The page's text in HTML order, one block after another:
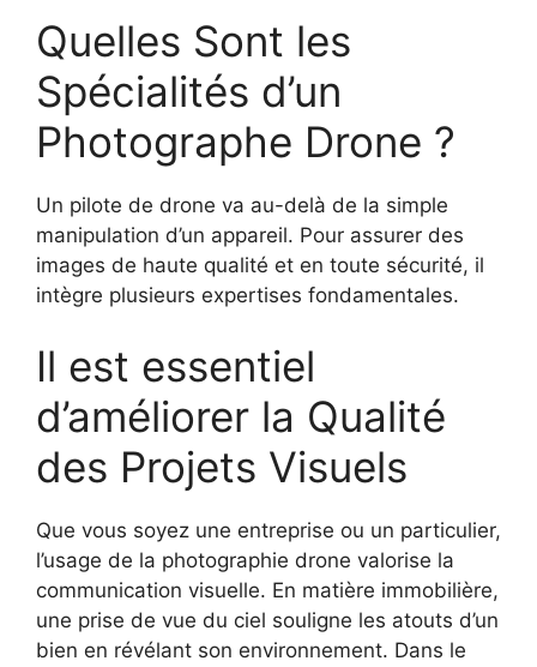
Quelles Sont les
Spécialités d’un
Photographe Drone ?
Un pilote de drone va au-delà de la simple
manipulation d’un appareil. Pour assurer des
images de haute qualité et en toute sécurité, il
intègre plusieurs expertises fondamentales.
Il est essentiel
d’améliorer la Qualité
des Projets Visuels
Que vous soyez une entreprise ou un particulier,
l’usage de la photographie drone valorise la
communication visuelle. En matière immobilière,
une prise de vue du ciel souligne les atouts d’un
bien en révélant son environnement. Dans le